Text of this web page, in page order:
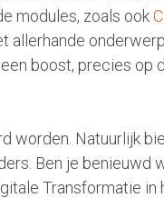
modules, zoals ook
allerhande
boost, precies op
worden. Natuurlijk
Ben je benieuwd
Transformatie in